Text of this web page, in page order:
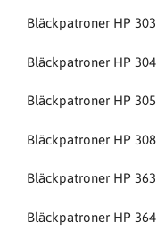
Bläckpatroner HP 303
Bläckpatroner HP 304
Bläckpatroner HP 305
Bläckpatroner HP 308
Bläckpatroner HP 363
Bläckpatroner HP 364